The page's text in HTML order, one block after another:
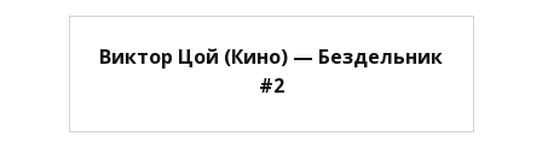
Виктор Цой (Кино) — Бездельник
#2